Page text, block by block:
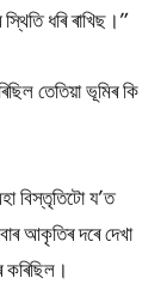
ধৰি ৰাখিছ।”
তেতিয়া ভূমিৰ কি
বিস্তৃতিটো য’ত
আকৃতিৰ দৰে দেখা
কৰিছিল।